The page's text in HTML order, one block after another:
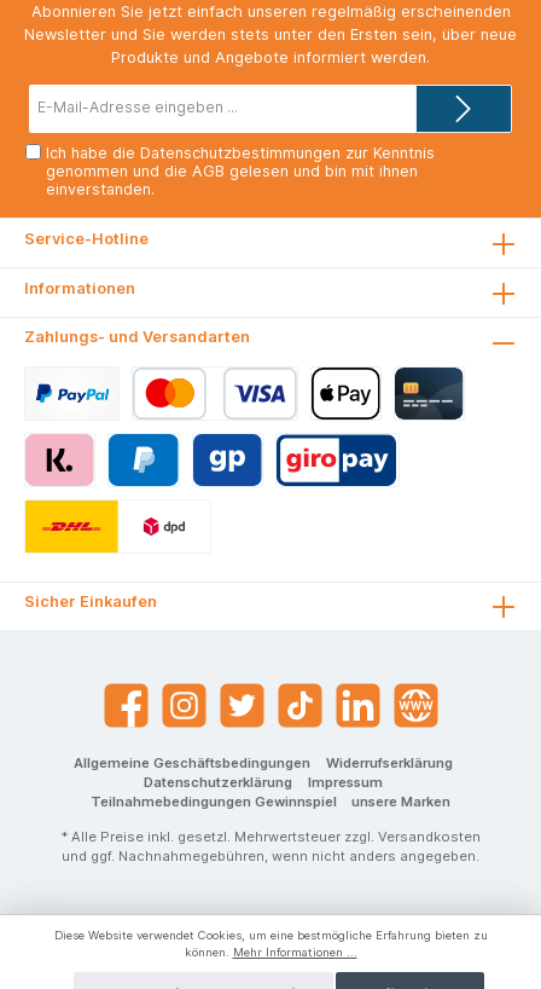
Abonnieren Sie jetzt einfach unseren regelmäßig erscheinenden
Newsletter und Sie werden stets unter den Ersten sein, über neue
Produkte und Angebote informiert werden.
Mail-
Ich habe die Datenschutzbestimmungen zur Kenntnis
genommen und die AGB gelesen und bin mit ihnen
einverstanden.
Service-Hotline
Informationen
Zahlungs- und Versandarten
Sicher Einkaufen
Allgemeine Geschäftsbedingungen
Widerrufserklärung
Datenschutzerklärung
Impressum
Teilnahmebedingungen Gewinnspiel
unsere Marken
* Alle Preise inkl. gesetzl. Mehrwertsteuer zzgl. Versandkosten
und ggf. Nachnahmegebühren, wenn nicht anders angegeben.
Diese Website verwendet Cookies, um eine bestmögliche Erfahrung bieten zu
können.
Mehr Informationen ...